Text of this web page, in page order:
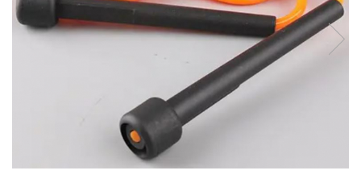
Articole mercerie
Organizare si depozitare